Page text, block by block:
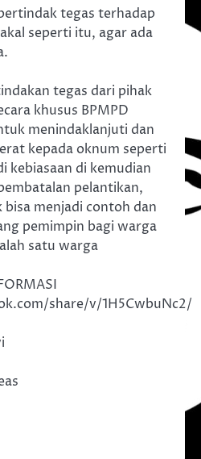
tegas terhadap
seperti itu, agar ada
tegas dari pihak
khusus BPMPD
menindaklanjuti dan
kepada oknum seperti
kebiasaan di kemudian
pelantikan,
menjadi contoh dan
pemimpin bagi warga
satu warga
share/v/1H5CwbuNc2/